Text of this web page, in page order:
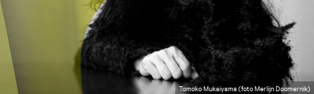
Tomoko Mukaiyama (foto Merlijn Doomernik)